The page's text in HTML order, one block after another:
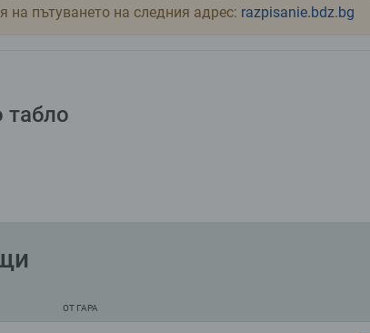
на пътуването на следния адрес: razpisanie.bdz.bg
табло
ОТ ГАРА